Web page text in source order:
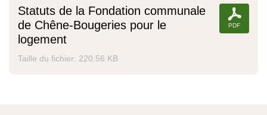
Statuts de la Fondation communale
de Chêne-Bougeries pour le
logement
Taille du fichier: 220.56 KB